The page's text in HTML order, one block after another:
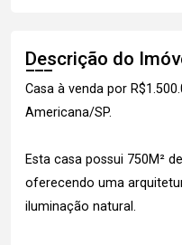
Descrição do
Casa à venda por
Americana/SP.
Esta casa possui 750M²
oferecendo uma
iluminação natural.